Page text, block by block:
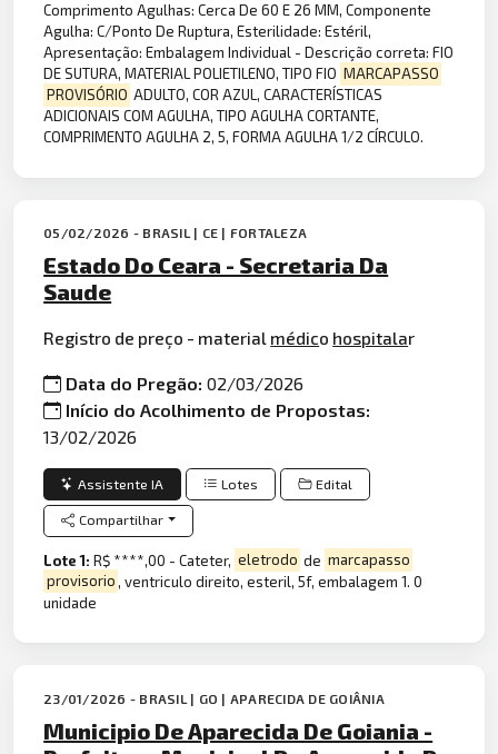
Comprimento Agulhas: Cerca De 60 E 26 MM, Componente
Agulha: C/Ponto De Ruptura, Esterilidade: Estéril,
Apresentação: Embalagem Individual - Descrição correta: FIO
DE SUTURA, MATERIAL POLIETILENO, TIPO FIO MARCAPASSO
PROVISÓRIO ADULTO, COR AZUL, CARACTERÍSTICAS
ADICIONAIS COM AGULHA, TIPO AGULHA CORTANTE,
COMPRIMENTO AGULHA 2, 5, FORMA AGULHA 1/2 CÍRCULO.
05/02/2026 - BRASIL | CE | FORTALEZA
Estado Do Ceara - Secretaria Da
Saude
Registro de preço - material médico hospitalar
Data do Pregão:02/03/2026
Início do Acolhimento de Propostas:
13/02/2026
Assistente IA Lotes Edital
Compartilhar
Lote 1:R$ ****,00 - Cateter, eletrodo de marcapasso
provisorio, ventriculo direito, esteril, 5f, embalagem 1. 0
unidade
23/01/2026 - BRASIL | GO | APARECIDA DE GOIÂNIA
Municipio De Aparecida De Goiania -